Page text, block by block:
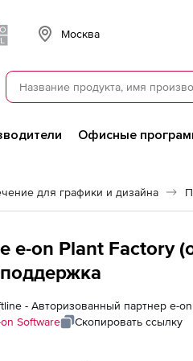
Москва
Офисные
для графики и дизайна
e-on Plant Factory
- Авторизованный партнер e-
Software Скопировать ссылку